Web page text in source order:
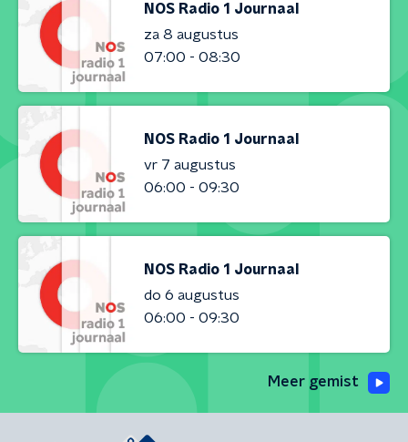
NOS Radio 1 Journaal
za 8 augustus
07:00 - 08:30
NOS Radio 1 Journaal
vr 7 augustus
06:00 - 09:30
NOS Radio 1 Journaal
do 6 augustus
06:00 - 09:30
Meer gemist